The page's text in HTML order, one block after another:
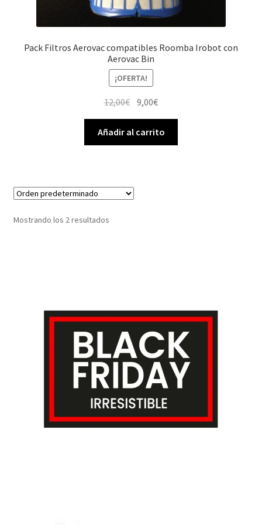
Pack Filtros Aerovac compatibles Roomba Irobot con
Aerovac Bin
¡OFERTA!
12,00€ El
original
era:
9,00€El
actual
es:
Añadir al carrito
Mostrando los 2 resultados